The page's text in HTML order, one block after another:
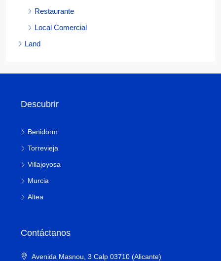
Restaurante
Local Comercial
Land
Descubrir
Benidorm
Torrevieja
Villajoyosa
Murcia
Altea
Contáctanos
Avenida Masnou, 3 Calp 03710 (Alicante)